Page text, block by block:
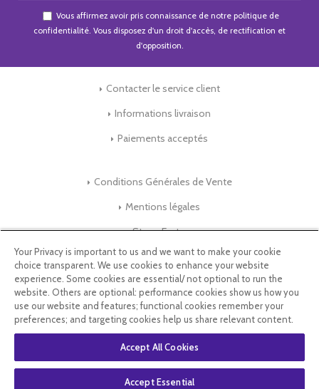
Vous affirmez avoir pris connaissance de notre politique de
confidentialité. Vous disposez d'un droit d'accès, de rectification et
d'opposition.
Contacter le service client
Informations livraison
Paiements acceptés
Conditions Générales de Vente
Mentions légales
Store-Factory
Qui Sommes nous ?
Parrainage
Blog & Conseils
Select Language
Your Privacy is important to us and we want to make your cookie
choice transparent. We use cookies to enhance your website
experience. Some cookies are essential/ not optional to run the
website. Others are optional: performance cookies show us how you
use our website and features; functional cookies remember your
preferences; and targeting cookies help us share relevant content.
Accept All Cookies
Accept Essential